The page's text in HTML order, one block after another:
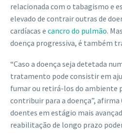
relacionada com o tabagismo e
elevado de contrair outras de
cardíacas e cancro do pulmão.
doença progressiva, é também
“Caso a doença seja detetada
tratamento pode consistir em
fumar ou retirá-los do ambiente
contribuir para a doença”, afirma
doentes em estágio mais
reabilitação de longo prazo